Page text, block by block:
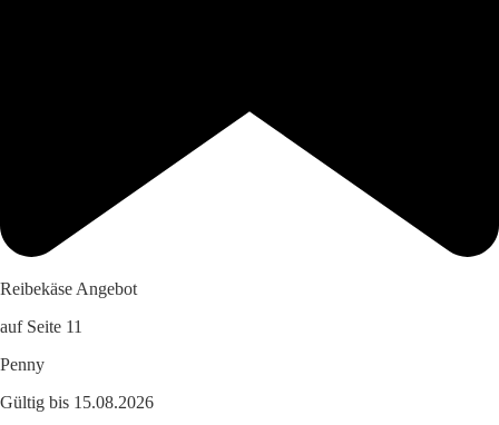
Reibekäse Angebot
auf Seite 11
Penny
Gültig bis 15.08.2026